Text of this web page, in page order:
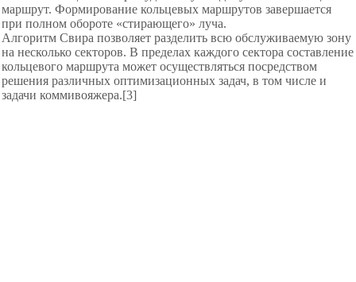
маршрут. Формирование кольцевых маршрутов завершается
при полном обороте «стирающего» луча.
Алгоритм Свира позволяет разделить всю обслуживаемую зону
на несколько секторов. В пределах каждого сектора составление
кольцевого маршрута может осуществляться посредством
решения различных оптимизационных задач, в том числе и
задачи коммивояжера.[3]